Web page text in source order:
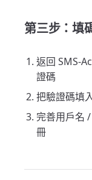
第三步：填
返回 SMS-
證碼
把驗證碼填
完善用戶名
冊